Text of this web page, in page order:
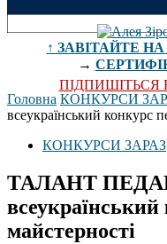
↑ ЗАВІТАЙТЕ
→
Головна КОНКУРСИ
всеукраїнський конкурс
КОНКУРСИ ЗАРАЗ
ТАЛАНТ
всеукраїнський
майстерності